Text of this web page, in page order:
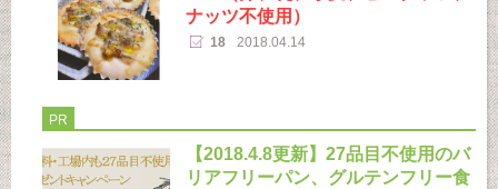
ナッツ不使用）
18 2018.04.14
PR
【2018.4.8更新】27品目不使用のバ
リアフリーパン、グルテンフリー食